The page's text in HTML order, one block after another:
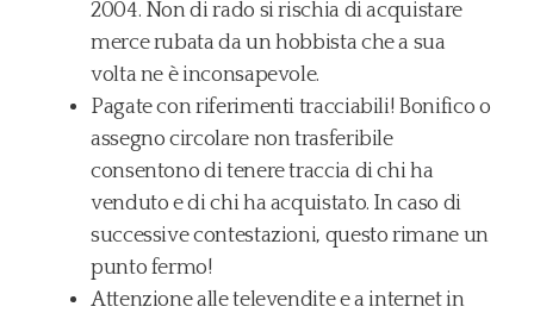
2004. Non di rado si rischia di acquistare
merce rubata da un hobbista che a sua
volta ne è inconsapevole.
Pagate con riferimenti tracciabili! Bonifico o
assegno circolare non trasferibile
consentono di tenere traccia di chi ha
venduto e di chi ha acquistato. In caso di
successive contestazioni, questo rimane un
punto fermo!
Attenzione alle televendite e a internet in